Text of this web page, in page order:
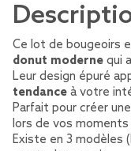
Ce lot de bougeoirs
donut moderne qui
Leur design épuré
tendance à votre
Parfait pour créer une
lors de vos
Existe en 3 modèles